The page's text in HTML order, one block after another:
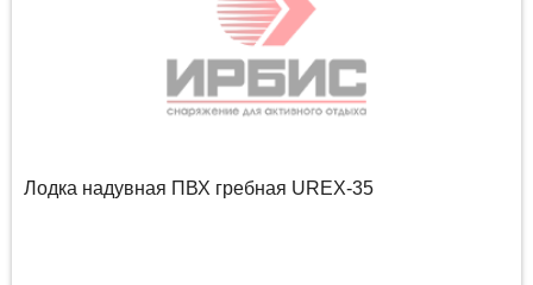
Лодка надувная ПВХ гребная UREX-35